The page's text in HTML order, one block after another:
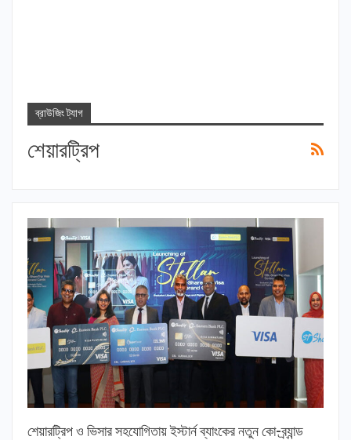
ব্রাউজিং ট্যাগ
শেয়ারট্রিপ
শেয়ারট্রিপ ও ভিসার সহযোগিতায় ইস্টার্ন ব্যাংকের নতুন কো-ব্র্যান্ড